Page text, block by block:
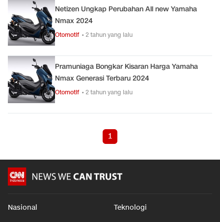
Netizen Ungkap Perubahan All new Yamaha
Nmax 2024
Otomotif • 2 tahun yang lalu
Pramuniaga Bongkar Kisaran Harga Yamaha
Nmax Generasi Terbaru 2024
Otomotif • 2 tahun yang lalu
1
Nasional Teknologi